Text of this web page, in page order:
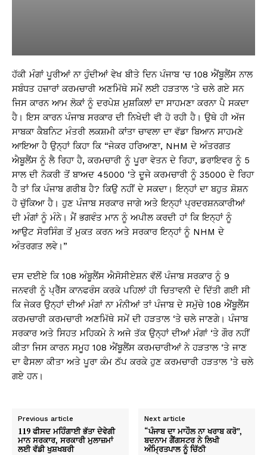
ਹੱਕੀ ਮੰਗਾਂ ਪੂਰੀਆਂ ਨਾ ਹੁੰਦੀਆਂ ਵੇਖ ਬੀਤੇ ਦਿਨ ਪੰਜਾਬ ‘ਚ 108 ਐਂਬੂਲੈਂਸ ਨਾਲ
ਸਬੰਧਤ ਹਜ਼ਾਰਾਂ ਕਰਮਚਾਰੀ ਅਣਮਿੱਥੇ ਸਮੇਂ ਲਈ ਹੜਤਾਲ ‘ਤੇ ਚਲੇ ਗਏ ਸਨ
ਜਿਸ ਕਾਰਨ ਆਮ ਲੋਕਾਂ ਨੂੰ ਦਰਪੇਸ਼ ਮੁਸ਼ਕਿਲਾਂ ਦਾ ਸਾਹਮਣਾ ਕਰਨਾ ਪੈ ਸਕਦਾ
ਹੈ। ਇਸ ਕਾਰਨ ਪੰਜਾਬ ਸਰਕਾਰ ਦੀ ਨਿਖੇਦੀ ਵੀ ਹੋ ਰਹੀ ਹੈ। ਉਥੇ ਹੀ ਅੱਜ
ਸਾਬਕਾ ਕੈਬਨਿਟ ਮੰਤਰੀ ਲਕਸ਼ਮੀ ਕਾਂਤਾ ਚਾਵਲਾ ਦਾ ਵੱਡਾ ਬਿਆਨ ਸਾਹਮਣੇ
ਆਇਆ ਹੈ ਉਨ੍ਹਾਂ ਕਿਹਾ ਕਿ “ਜੇਕਰ ਹਰਿਆਣਾ, NHM ਦੇ ਅੰਤਰਗਤ
ਐਬੂਲੈਂਸ ਨੂੰ ਲੈ ਰਿਹਾ ਹੈ, ਕਰਮਚਾਰੀ ਨੂੰ ਪੂਰਾ ਵੇਤਨ ਦੇ ਰਿਹਾ, ਡਰਾਇਵਰ ਨੂੰ 5
ਸਾਲ ਦੀ ਨੋਕਰੀ ਤੋਂ ਬਾਅਦ 45000 ‘ਤੇ ਦੂਜੇ ਕਰਮਚਾਰੀ ਨੂੰ 35000 ਦੇ ਰਿਹਾ
ਹੈ ਤਾਂ ਕਿ ਪੰਜਾਬ ਗਰੀਬ ਹੈ? ਕਿਉ ਨਹੀਂ ਦੇ ਸਕਦਾ। ਇਨ੍ਹਾਂ ਦਾ ਬਹੁਤ ਸ਼ੋਸ਼ਨ
ਹੋ ਚੁੱਕਿਆ ਹੈ। ਹੁਣ ਪੰਜਾਬ ਸਰਕਾਰ ਜਾਗੇ ਅਤੇ ਇਨ੍ਹਾਂ ਪ੍ਰਦਰਸ਼ਨਕਾਰੀਆਂ
ਦੀ ਮੰਗਾਂ ਨੂੰ ਮੰਨੇ। ਮੈਂ ਭਗਵੰਤ ਮਾਨ ਨੂੰ ਅਪੀਲ ਕਰਦੀ ਹਾਂ ਕਿ ਇਨ੍ਹਾਂ ਨੂੰ
ਆਉਟ ਸੋਰਸਿੰਗ ਤੋਂ ਮੁਕਤ ਕਰਨ ਅਤੇ ਸਰਕਾਰ ਇਨ੍ਹਾਂ ਨੂੰ NHM ਦੇ
ਅੰਤਰਗਤ ਲਵੇ।”
ਦਸ ਦਈਏ ਕਿ 108 ਅੰਬੂਲੈਂਸ ਐਸੋਸੀਏਸ਼ਨ ਵੱਲੋਂ ਪੰਜਾਬ ਸਰਕਾਰ ਨੂੰ 9
ਜਨਵਰੀ ਨੂੰ ਪ੍ਰੈੱਸ ਕਾਨਫਰੰਸ ਕਰਕੇ ਪਹਿਲਾਂ ਹੀ ਚਿਤਾਵਨੀ ਦੇ ਦਿੱਤੀ ਗਈ ਸੀ
ਕਿ ਜੇਕਰ ਉਨ੍ਹਾਂ ਦੀਆਂ ਮੰਗਾਂ ਨਾ ਮੰਨੀਆਂ ਤਾਂ ਪੰਜਾਬ ਦੇ ਸਮੁੱਚੇ 108 ਐਂਬੂਲੈਂਸ
ਕਰਮਚਾਰੀ ਕਰਮਚਾਰੀ ਅਣਮਿੱਥੇ ਸਮੇਂ ਦੀ ਹੜਤਾਲ ‘ਤੇ ਚਲੇ ਜਾਣਗੇ। ਪੰਜਾਬ
ਸਰਕਾਰ ਅਤੇ ਸਿਹਤ ਮਹਿਕਮੇ ਨੇ ਅਜੇ ਤੱਕ ਉਨ੍ਹਾਂ ਦੀਆਂ ਮੰਗਾਂ ‘ਤੇ ਗੌਰ ਨਹੀਂ
ਕੀਤਾ ਜਿਸ ਕਾਰਨ ਸਮੂਹ 108 ਐਂਬੂਲੈਂਸ ਕਰਮਚਾਰੀਆਂ ਨੇ ਹੜਤਾਲ ‘ਤੇ ਜਾਣ
ਦਾ ਫੈਸਲਾ ਕੀਤਾ ਅਤੇ ਪੂਰਾ ਕੰਮ ਠੱਪ ਕਰਕੇ ਹੁਣ ਕਰਮਚਾਰੀ ਹੜਤਾਲ ’ਤੇ ਚਲੇ
ਗਏ ਹਨ।
Previous article
119 ਫੀਸਦ ਮਹਿੰਗਾਈ ਭੱਤਾ ਦੇਵੇਗੀ
ਮਾਨ ਸਰਕਾਰ, ਸਰਕਾਰੀ ਮੁਲਾਜ਼ਮਾਂ
ਲਈ ਵੱਡੀ ਖੁਸ਼ਖਬਰੀ
Next article
“ਪੰਜਾਬ ਦਾ ਮਾਹੌਲ ਨਾ ਖਰਾਬ ਕਰੋ”,
ਬਦਨਾਮ ਗੈਂਗਸਟਰ ਨੇ ਲਿਖੀ
ਅੰਮ੍ਰਿਤਪਾਲ ਨੂੰ ਚਿੱਠੀ